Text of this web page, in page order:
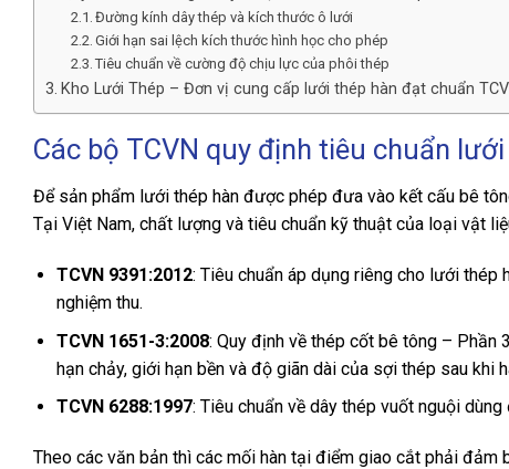
Đường kính dây thép và kích thước ô lưới
Giới hạn sai lệch kích thước hình học cho phép
Tiêu chuẩn về cường độ chịu lực của phôi thép
Kho Lưới Thép – Đơn vị cung cấp lưới thép hàn đạt chuẩn
Các bộ TCVN quy định tiêu chuẩn
Để sản phẩm lưới thép hàn được phép đưa vào kết cấu bê
Tại Việt Nam, chất lượng và tiêu chuẩn kỹ thuật của loại vật
TCVN 9391:2012: Tiêu chuẩn áp dụng riêng cho lưới thép
nghiệm thu.
TCVN 1651-3:2008: Quy định về thép cốt bê tông – Phần
hạn chảy, giới hạn bền và độ giãn dài của sợi thép sau khi
TCVN 6288:1997: Tiêu chuẩn về dây thép vuốt nguội
Theo các văn bản thì các mối hàn tại điểm giao cắt phải